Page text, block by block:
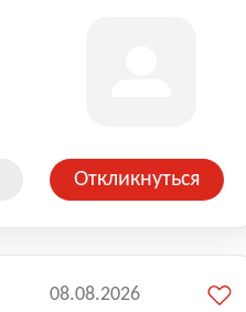
Откликнуться
08.08.2026